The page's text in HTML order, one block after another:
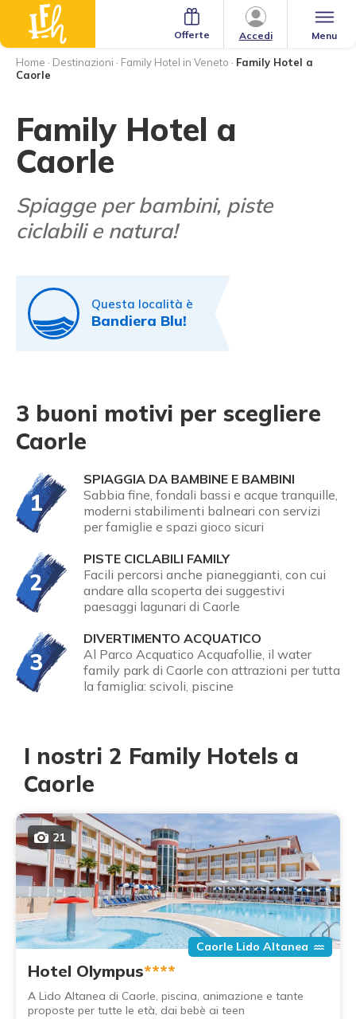
Menu
Accedi
Offerte
Home · Destinazioni · Family Hotel in Veneto · Family Hotel a
Caorle
Family Hotel a
Caorle
Spiagge per bambini, piste
ciclabili e natura!
Questa località è
Bandiera Blu!
3 buoni motivi per scegliere
Caorle
1
SPIAGGIA DA BAMBINE E BAMBINI
Sabbia fine, fondali bassi e acque tranquille,
moderni stabilimenti balneari con servizi
per famiglie e spazi gioco sicuri
2
PISTE CICLABILI FAMILY
Facili percorsi anche pianeggianti, con cui
andare alla scoperta dei suggestivi
paesaggi lagunari di Caorle
3
DIVERTIMENTO ACQUATICO
Al Parco Acquatico Acquafollie, il water
family park di Caorle con attrazioni per tutta
la famiglia: scivoli, piscine
I nostri 2 Family Hotels a
Caorle
Caorle Lido Altanea
21
Hotel Olympus****
A Lido Altanea di Caorle, piscina, animazione e tante
proposte per tutte le età, dai bebè ai teen